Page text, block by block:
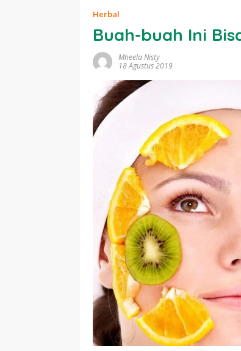
Herbal
Buah-buah Ini
Mheela Nisty
18 Agustus 2019